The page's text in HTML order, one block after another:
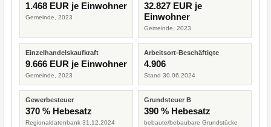
1.468 EUR je Einwohner
Gemeinde, 2023
32.827 EUR je
Einwohner
Gemeinde, 2023
Einzelhandelskaufkraft
9.666 EUR je Einwohner
Gemeinde, 2023
Arbeitsort-Beschäftigte
4.906
Stand 30.06.2024
Gewerbesteuer
370 % Hebesatz
Regionaldatenbank 31.12.2024
Grundsteuer B
390 % Hebesatz
bebaute/bebaubare Grundstücke